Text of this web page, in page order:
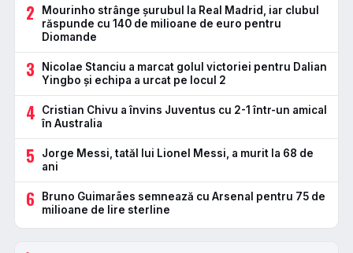
2
Mourinho strânge șurubul la Real Madrid, iar clubul
răspunde cu 140 de milioane de euro pentru
Diomande
3
Nicolae Stanciu a marcat golul victoriei pentru Dalian
Yingbo și echipa a urcat pe locul 2
4
Cristian Chivu a învins Juventus cu 2-1 într-un amical
în Australia
5
Jorge Messi, tatăl lui Lionel Messi, a murit la 68 de
ani
6
Bruno Guimarães semnează cu Arsenal pentru 75 de
milioane de lire sterline